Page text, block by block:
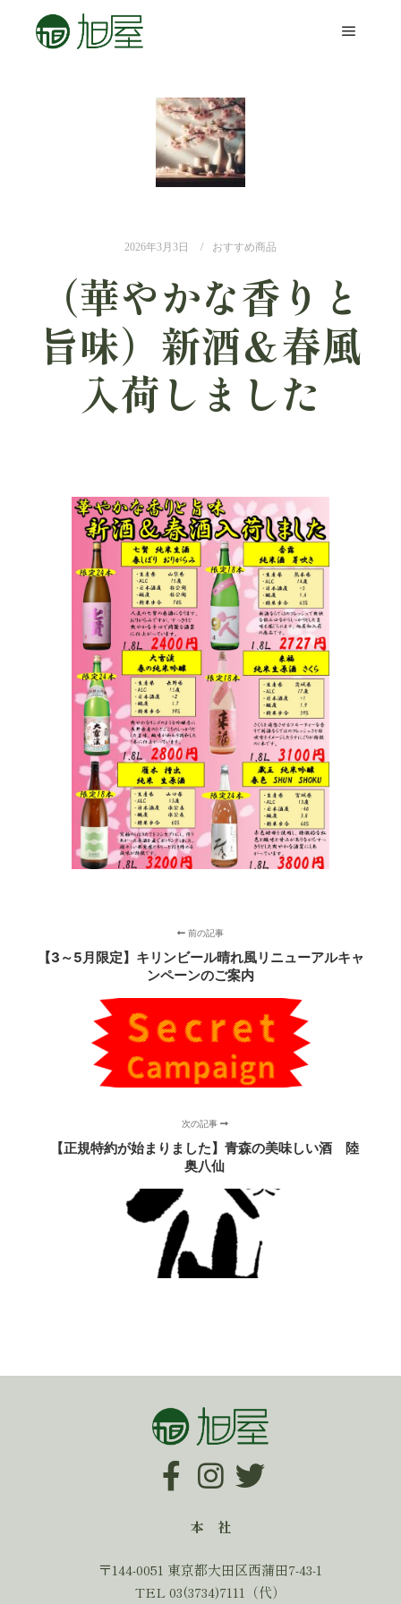
2026年3月3日 おすすめ商品
（華やかな香りと
旨味）新酒＆春風
入荷しました
前の記事
【3～5月限定】キリンビール晴れ風リニューアルキャ
ンペーンのご案内
次の記事
【正規特約が始まりました】青森の美味しい酒 陸
奥八仙
本 社
〒144-0051 東京都大田区西蒲田7-43-1
TEL 03(3734)7111（代）